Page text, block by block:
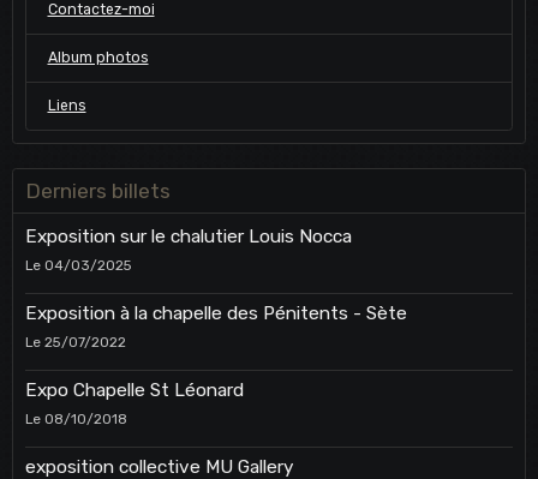
Contactez-moi
Album photos
Liens
Derniers billets
Exposition sur le chalutier Louis Nocca
Le 04/03/2025
Exposition à la chapelle des Pénitents - Sète
Le 25/07/2022
Expo Chapelle St Léonard
Le 08/10/2018
exposition collective MU Gallery